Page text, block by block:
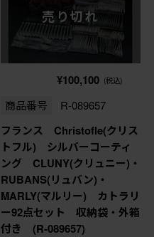
売り切れ
¥100,100 (税込)
商品番号 R-089657
フランス Christofle(クリス
トフル) シルバーコーティ
ング CLUNY(クリュニー)・
RUBANS(リュバン)・
MARLY(マルリー) カトラリ
ー92点セット 収納袋・外箱
付き (R-089657)